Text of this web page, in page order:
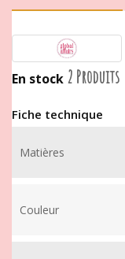
En stock 2 Produits
Fiche technique
Matières
Couleur